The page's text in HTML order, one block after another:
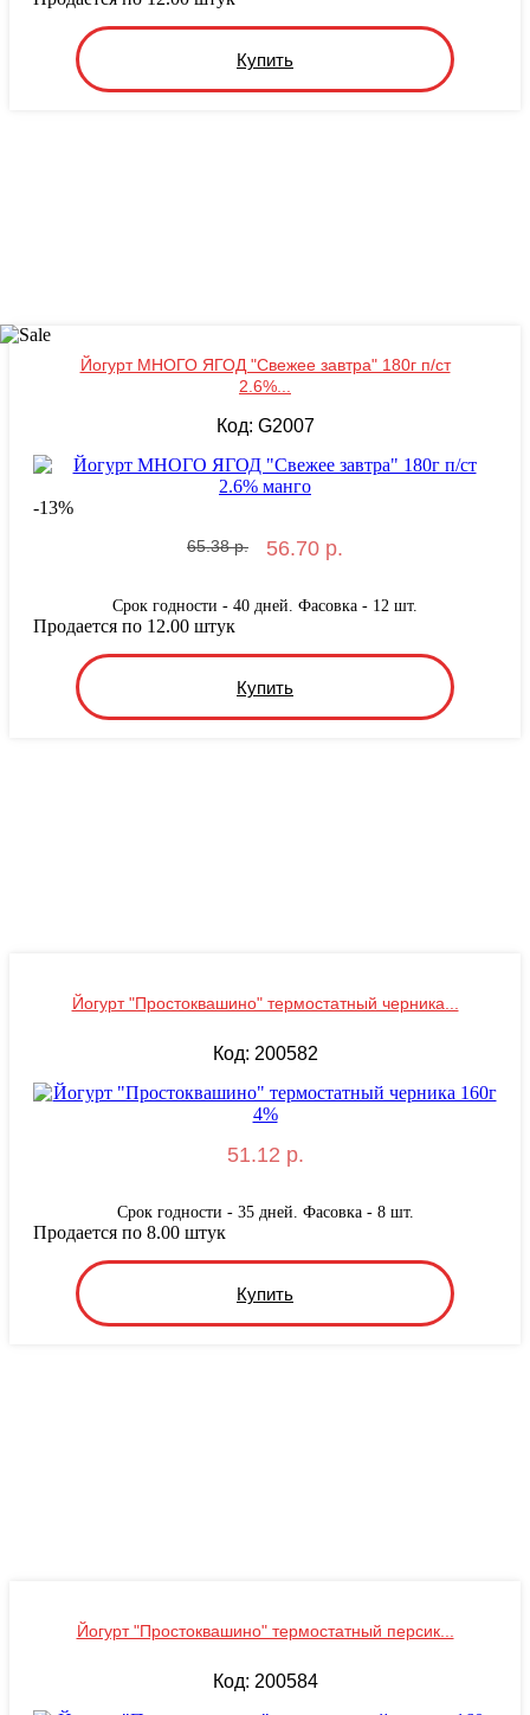
Купить
Йогурт МНОГО ЯГОД "Свежее завтра" 180г п/ст
2.6%...
Код: G2007
-13%
65.38 р. 56.70 р.
Срок годности - 40 дней. Фасовка - 12 шт.
Купить
Продается по 12.00 штук
Йогурт "Простоквашино" термостатный черника...
Код: 200582
51.12 р.
Срок годности - 35 дней. Фасовка - 8 шт.
Купить
Продается по 8.00 штук
Йогурт "Простоквашино" термостатный персик...
Код: 200584